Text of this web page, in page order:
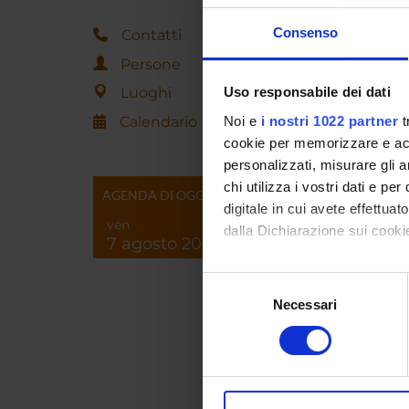
Consenso
Uso responsabile dei dati
Noi e i nostri 1022 partner
cookie per memorizzare e
personalizzati, misurare gli
chi utilizza i vostri dati e per
digitale in cui avete
dalla Dichiarazione sui
Con il tuo consenso,
raccogliere
digitali).
modificare o ritirare il tuo
Necessari
Contatti
Persone
Luoghi
Calendario
AGENDA DI OGGI
ven
7 agosto 2026
da
usare